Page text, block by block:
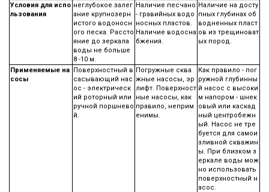
Условия для испо
льзования
неглубокое залег
ание крупнозерн
истого водоносн
ого песка. Рассто
яние до зеркала
воды не больше
8 -10 м.
Наличие песчано
- гравийных водо
носных пластов.
Наличие водосна
бжения.
Наличие на досту
пных глубинах об
водненных пласт
ов из трещиноват
ых пород.
Применяемые на
сосы
Поверхностный в
сасывающий нас
ос - электрическ
ий роторный или
ручной поршнево
й.
Погружные сква
жные насосы, эр
лифт. Поверхност
ные насосы, как
правило, неприм
енимы.
Как правило - пог
ружной глубинны
й насос с высоки
м напором - шнек
овый или каскад
ный центробежн
ый. Насос не тре
буется для самои
зливной скважин
ы. При близком з
еркале воды мож
но использовать
поверхностный н
асос.